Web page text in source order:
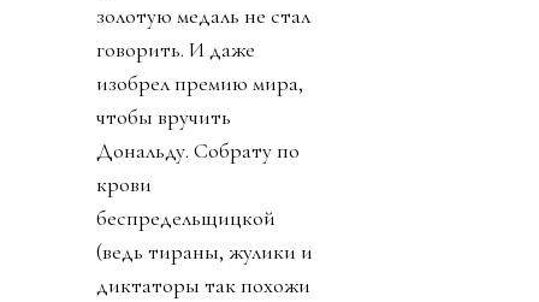
золотую медаль не стал
говорить. И даже
изобрел премию мира,
чтобы вручить
Дональду. Собрату по
крови
беспредельщицкой
(ведь тираны, жулики и
диктаторы так похожи